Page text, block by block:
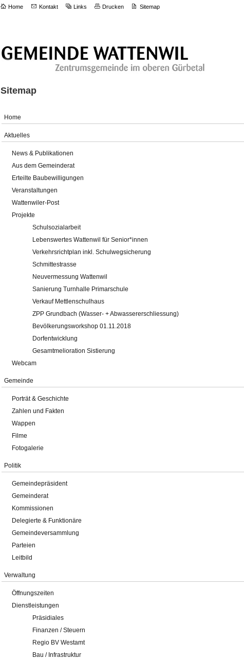
Home Kontakt Links Drucken Sitemap
Sitemap
Home
Aktuelles
News & Publikationen
Aus dem Gemeinderat
Erteilte Baubewilligungen
Veranstaltungen
Wattenwiler-Post
Projekte
Schulsozialarbeit
Lebenswertes Wattenwil für Senior*innen
Verkehrsrichtplan inkl. Schulwegsicherung
Schmittestrasse
Neuvermessung Wattenwil
Sanierung Turnhalle Primarschule
Verkauf Mettlenschulhaus
ZPP Grundbach (Wasser- + Abwassererschliessung)
Bevölkerungsworkshop 01.11.2018
Dorfentwicklung
Gesamtmelioration Sistierung
Webcam
Gemeinde
Porträt & Geschichte
Zahlen und Fakten
Wappen
Filme
Fotogalerie
Politik
Gemeindepräsident
Gemeinderat
Kommissionen
Delegierte & Funktionäre
Gemeindeversammlung
Parteien
Leitbild
Verwaltung
Öffnungszeiten
Dienstleistungen
Präsidiales
Finanzen / Steuern
Regio BV Westamt
Bau / Infrastruktur